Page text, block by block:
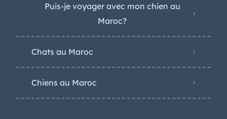
Puis-je voyager avec mon chien au
Maroc?
Chats au Maroc
Chiens au Maroc